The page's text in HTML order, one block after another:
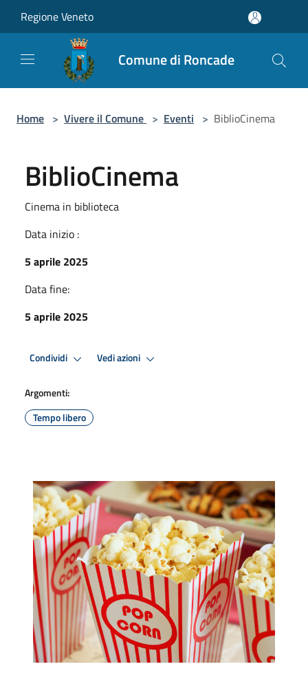
Regione Veneto
Comune di Roncade
Home > Vivere il Comune > Eventi > BiblioCinema
BiblioCinema
Cinema in biblioteca
Data inizio :
5 aprile 2025
Data fine:
5 aprile 2025
Condividi Vedi azioni
Argomenti:
Tempo libero